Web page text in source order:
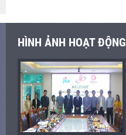
HÌNH ẢNH HOẠT ĐỘNG